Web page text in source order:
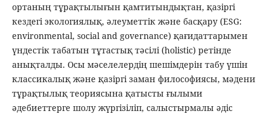
ортаның тұрақтылығын қамтитындықтан, қазіргі
кездегі экологиялық, әлеуметтік және басқару (ESG:
environmental, social and governance) қағидаттарымен
үндестік табатын тұтастық тәсілі (holistic) ретінде
анықталды. Осы мәселелердің шешімдерін табу үшін
классикалық және қазіргі заман философиясы, мәдени
тұрақтылық теориясына қатысты ғылыми
әдебиеттерге шолу жүргізіліп, салыстырмалы әдіс